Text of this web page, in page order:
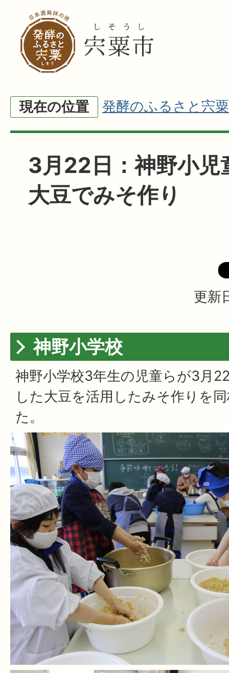
現在の位置 発酵のふるさと宍粟
3月22日：神野小児
大豆でみそ作り
更新
神野小学校
神野小学校3年生の児童らが3月
した大豆を活用したみそ作りを
た。